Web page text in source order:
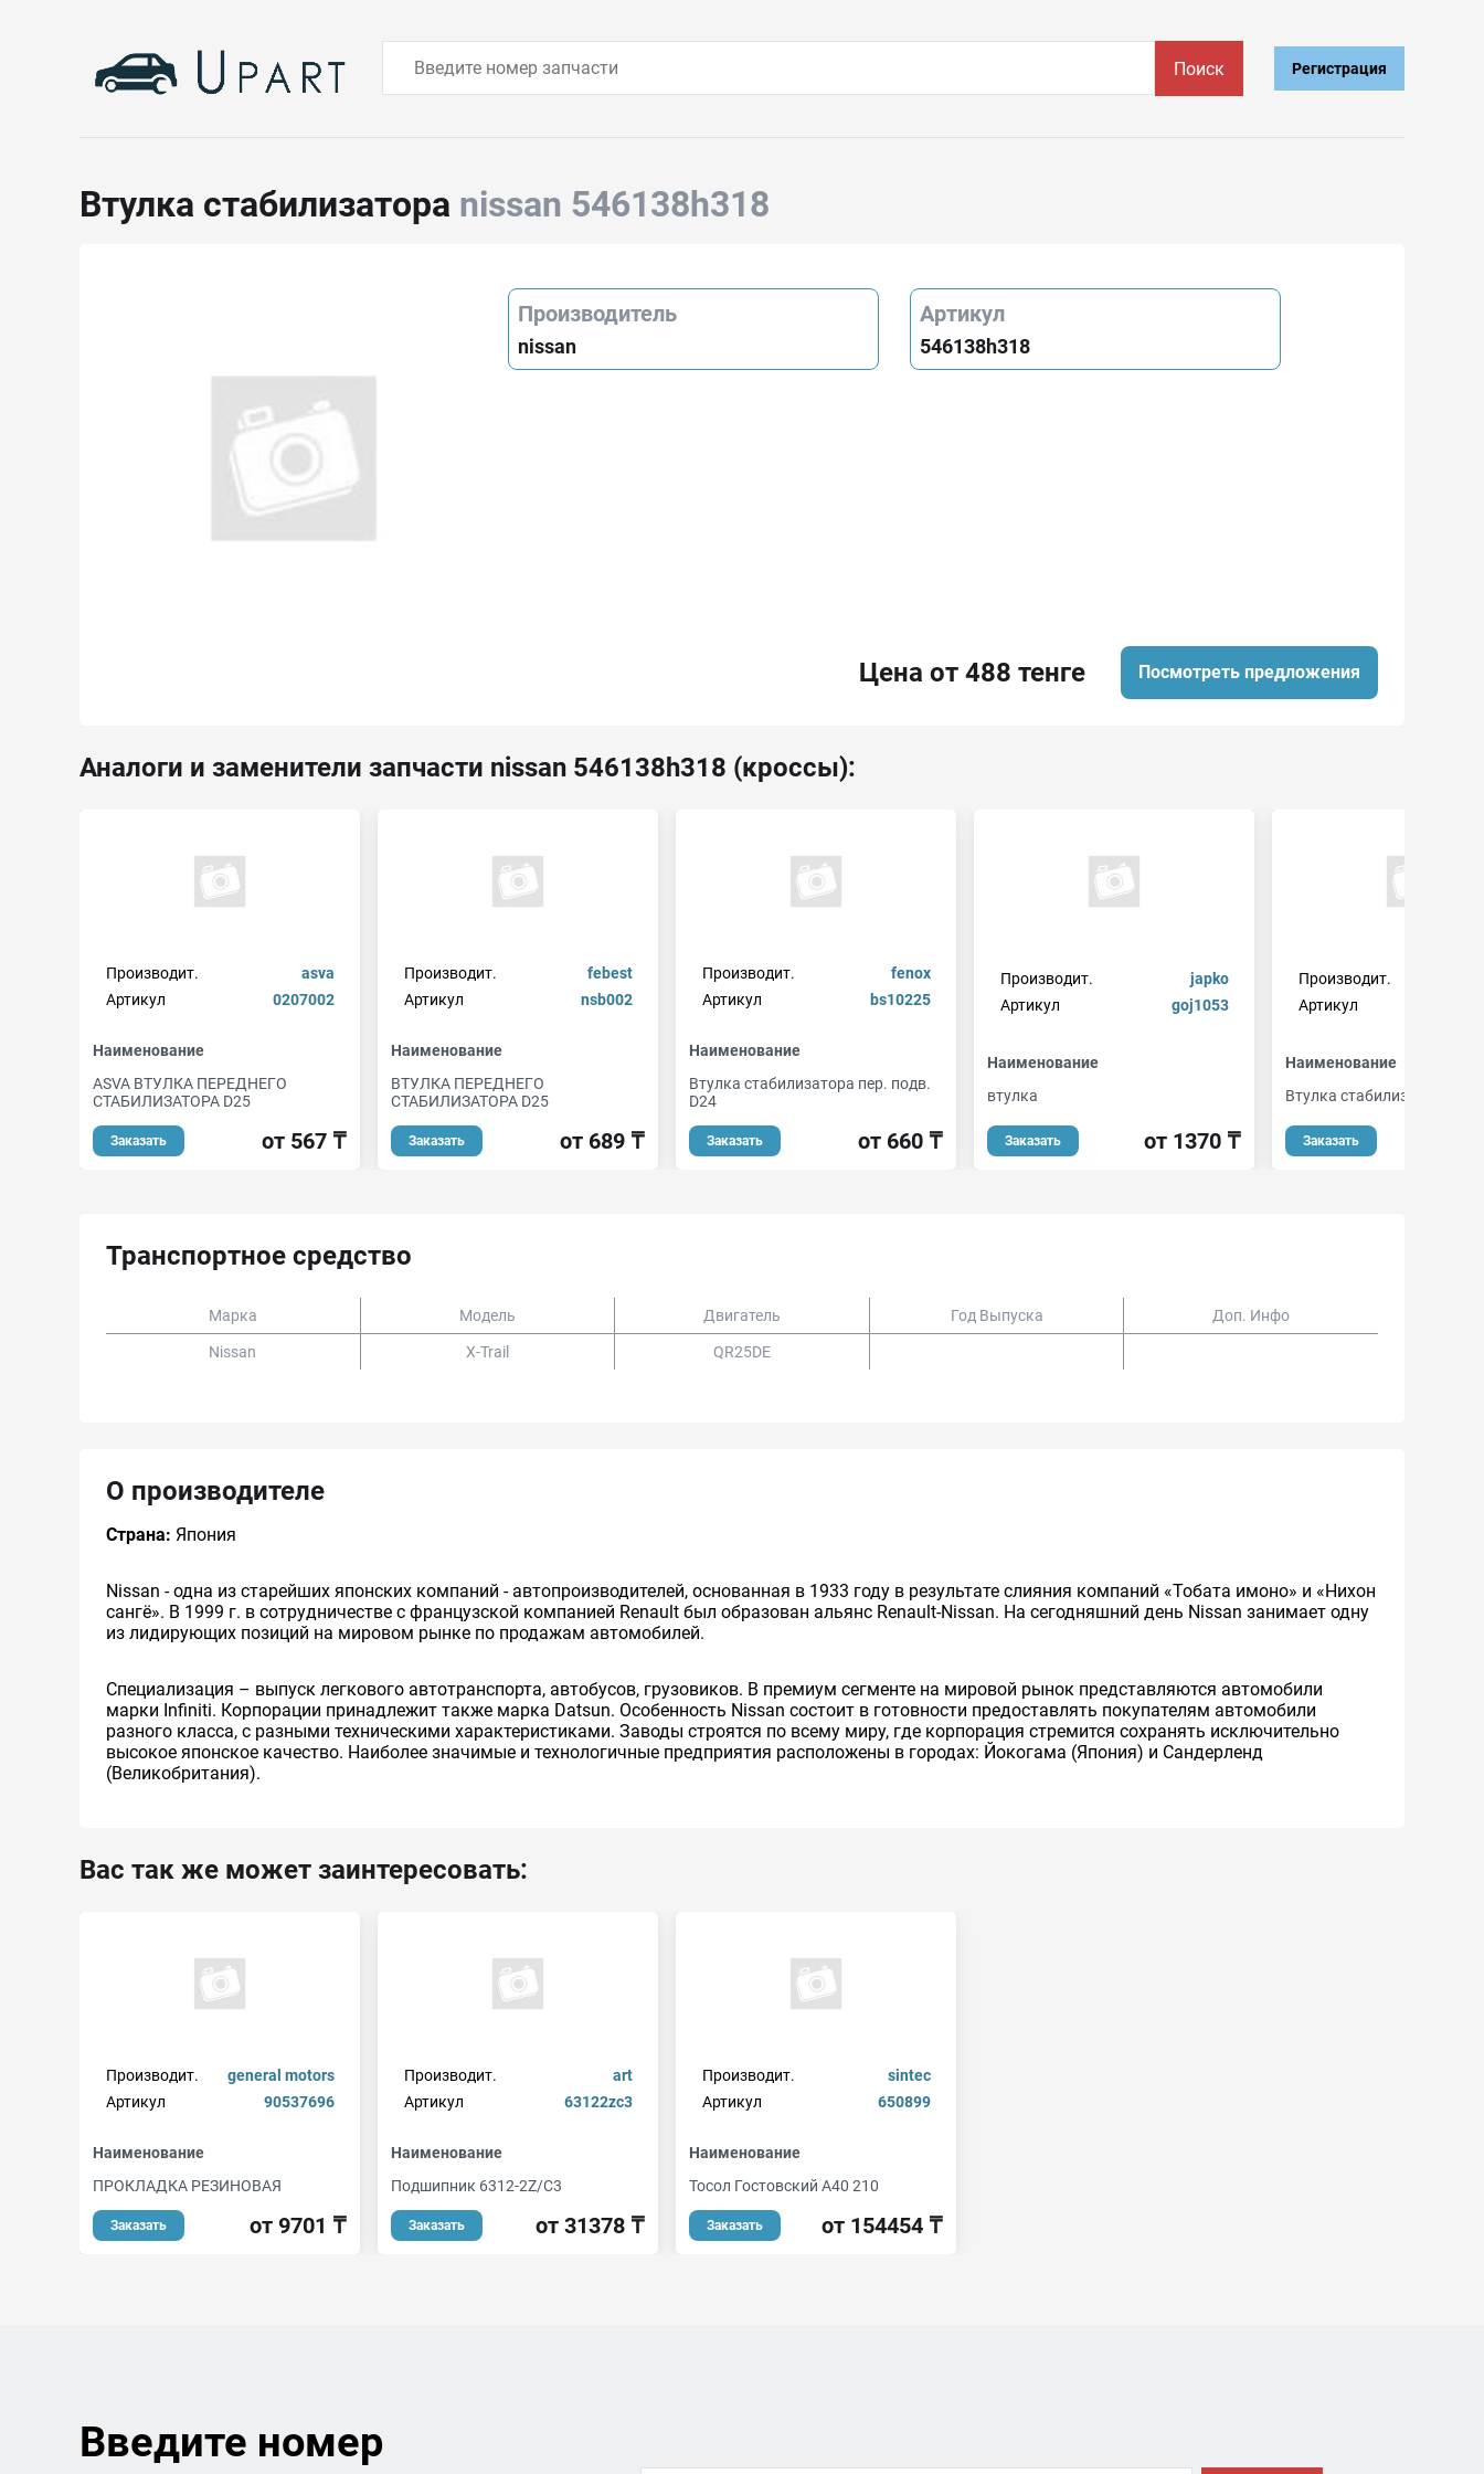
Поиск Регистрация
Втулка стабилизатора nissan 546138h318
Производитель
nissan
Артикул
546138h318
Цена от 488 тенге Посмотреть предложения
Аналоги и заменители запчасти nissan 546138h318 (кроссы):
Производит.
asva
Артикул
0207002
Наименование
ASVA ВТУЛКА ПЕРЕДНЕГО
СТАБИЛИЗАТОРА D25
Заказать от 567 ₸
Производит.
febest
Артикул
nsb002
Наименование
ВТУЛКА ПЕРЕДНЕГО
СТАБИЛИЗАТОРА D25
Заказать от 689 ₸
Производит.
fenox
Артикул
bs10225
Наименование
Втулка стабилизатора пер. подв.
D24
Заказать от 660 ₸
Производит.
japko
Артикул
goj1053
Наименование
втулка
Заказать от 1370 ₸
Производит.
Артикул
Наименование
Втулка стабилизатора
Заказать
Транспортное средство
Марка Модель Двигатель Год Выпуска Доп. Инфо
Nissan X-Trail QR25DE
О производителе
Страна: Япония
Nissan - одна из старейших японских компаний - автопроизводителей, основанная в 1933 году в результате слияния компаний «Тобата имоно» и «Нихон
сангё». В 1999 г. в сотрудничестве с французcкой компанией Renault был образован альянс Renault-Nissan. На сегодняшний день Nissan занимает одну
из лидирующих позиций на мировом рынке по продажам автомобилей.
Специализация – выпуск легкового автотранспорта, автобусов, грузовиков. В премиум сегменте на мировой рынок представляются автомобили
марки Infiniti. Корпорации принадлежит также марка Datsun. Особенность Nissan состоит в готовности предоставлять покупателям автомобили
разного класса, с разными техническими характеристиками. Заводы строятся по всему миру, где корпорация стремится сохранять исключительно
высокое японское качество. Наиболее значимые и технологичные предприятия расположены в городах: Йокогама (Япония) и Сандерленд
(Великобритания).
Вас так же может заинтересовать:
Производит.
general motors
Артикул
90537696
Наименование
ПРОКЛАДКА РЕЗИНОВАЯ
Заказать от 9701 ₸
Производит.
art
Артикул
63122zc3
Наименование
Подшипник 6312-2Z/C3
Заказать от 31378 ₸
Производит.
sintec
Артикул
650899
Наименование
Тосол Гостовский А40 210
Заказать от 154454 ₸
Введите номер